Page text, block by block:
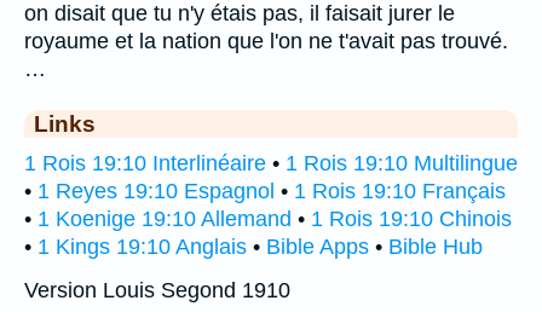
on disait que tu n'y étais pas, il faisait jurer le
royaume et la nation que l'on ne t'avait pas trouvé.
…
Links
1 Rois 19:10 Interlinéaire • 1 Rois 19:10 Multilingue
• 1 Reyes 19:10 Espagnol • 1 Rois 19:10 Français
• 1 Koenige 19:10 Allemand • 1 Rois 19:10 Chinois
• 1 Kings 19:10 Anglais • Bible Apps • Bible Hub
Version Louis Segond 1910